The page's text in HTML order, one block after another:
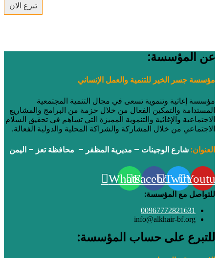
عن المؤسسة:
مؤسسة جسر الخير للتنمية والعمل الإنساني
مؤسسة إغاثية وتنموية تسعى في مجال التنمية المجتمعية
المستدامة والتمكين الفعال من خلال حزمة من البرامج والمشاريع
الاجتماعية والإغاثية والتنموية المميزة التي تساهم في تحقيق السلام
الاجتماعي من خلال المشاركة والشراكة المحلية والدولية الفعالة.
العنوان: شارع الوجينات – مديرية المظفر – محافظة تعز – اليمن
Twitter
Facebook
Whatsapp
للتواصل مع المؤسسة:
00967772821631
info@alkhair-bf.org
للتبرع على حساب المؤسسة: